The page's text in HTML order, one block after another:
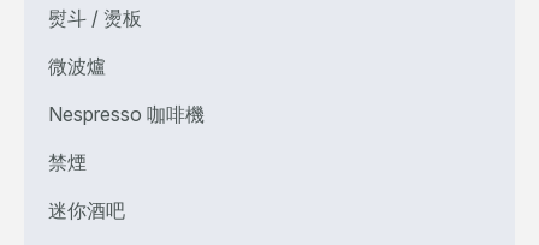
熨斗 / 燙板
微波爐
Nespresso 咖啡機
禁煙
迷你酒吧